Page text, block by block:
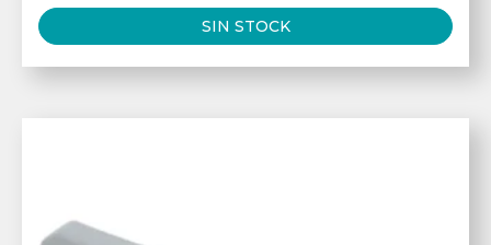
SIN STOCK